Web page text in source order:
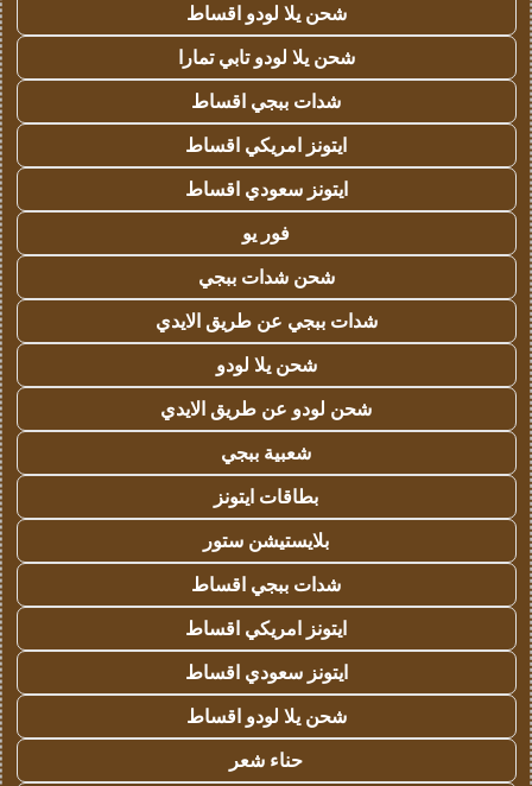
شحن يلا لودو اقساط
شحن يلا لودو تابي تمارا
شدات ببجي اقساط
ايتونز امريكي اقساط
ايتونز سعودي اقساط
فور يو
شحن شدات ببجي
شدات ببجي عن طريق الايدي
شحن يلا لودو
شحن لودو عن طريق الايدي
شعبية ببجي
بطاقات ايتونز
بلايستيشن ستور
شدات ببجي اقساط
ايتونز امريكي اقساط
ايتونز سعودي اقساط
شحن يلا لودو اقساط
حناء شعر